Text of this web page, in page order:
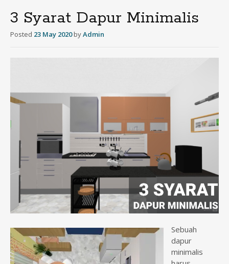
p
e
n
3 Syarat Dapur Minimalis
Posted 23 May 2020 byAdmin
Sebuah
dapur
minimalis